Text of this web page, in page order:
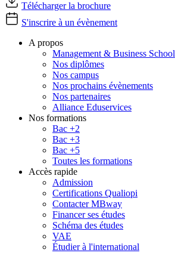
Télécharger la brochure
S'inscrire à un évènement
A propos
Management & Business School
Nos diplômes
Nos campus
Nos prochains évènements
Nos partenaires
Alliance Eduservices
Nos formations
Bac +2
Bac +3
Bac +5
Toutes les formations
Accès rapide
Admission
Certifications Qualiopi
Contacter MBway
Financer ses études
Schéma des études
VAE
Étudier à l'international